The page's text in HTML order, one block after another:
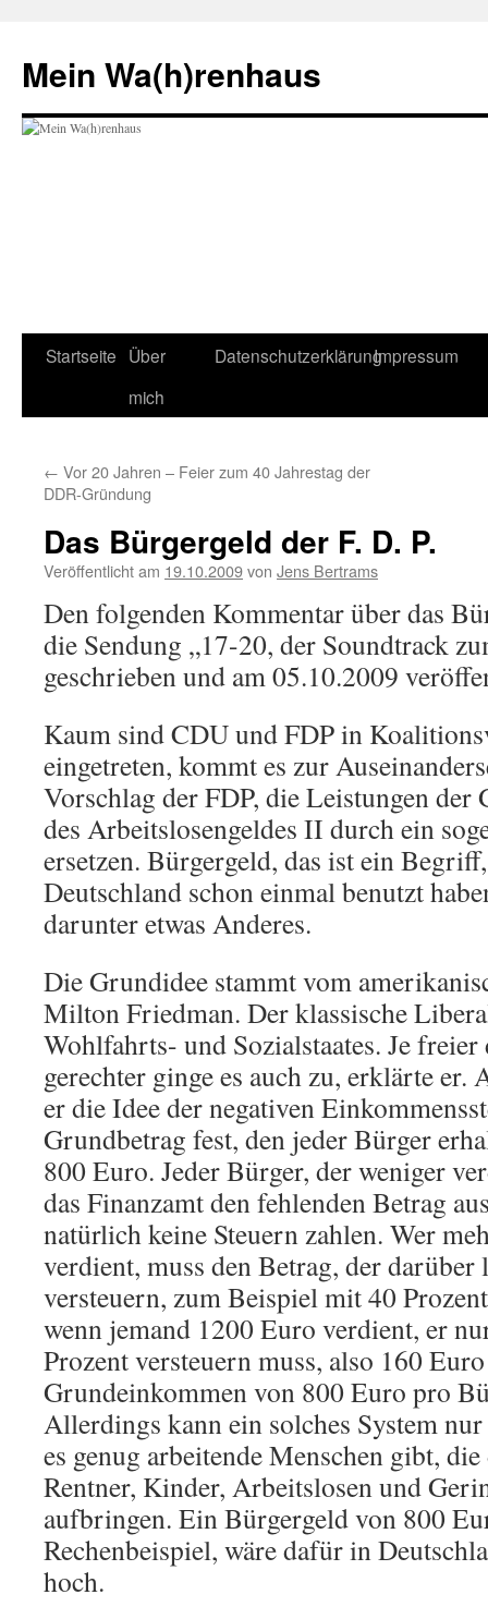
springen
Mein Wa(h)renhaus
Startseite Über
mich
DatenschutzerklärungImpressum
← Vor 20 Jahren – Feier zum 40 Jahrestag der
DDR-Gründung
Das Bürgergeld der F. D. P.
Veröffentlicht am 19.10.2009von Jens Bertrams
Den folgenden Kommentar über das
die Sendung „17-20, der Soundtrack
geschrieben und am 05.10.2009
Kaum sind CDU und FDP in
eingetreten, kommt es zur
Vorschlag der FDP, die Leistungen
des Arbeitslosengeldes II durch ein
ersetzen. Bürgergeld, das ist ein
Deutschland schon einmal benutzt
darunter etwas Anderes.
Die Grundidee stammt vom
Milton Friedman. Der klassische
Wohlfahrts- und Sozialstaates. Je
gerechter ginge es auch zu, erklärte
er die Idee der negativen
Grundbetrag fest, den jeder Bürger
800 Euro. Jeder Bürger, der weniger
das Finanzamt den fehlenden Betrag
natürlich keine Steuern zahlen. Wer
verdient, muss den Betrag, der
versteuern, zum Beispiel mit 40
wenn jemand 1200 Euro verdient, er
Prozent versteuern muss, also 160
Grundeinkommen von 800 Euro pro
Allerdings kann ein solches System
es genug arbeitende Menschen gibt,
Rentner, Kinder, Arbeitslosen und
aufbringen. Ein Bürgergeld von 800
Rechenbeispiel, wäre dafür in
hoch.